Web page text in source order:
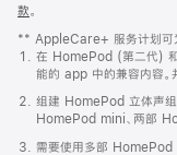
款。
窗
口
中
打
开)
** AppleCare+ 服务计划可
在 HomePod (第二代)
能的 app 中的兼容内容。
组建 HomePod 立体声组
HomePod mini、两部
需要使用多部 HomePod